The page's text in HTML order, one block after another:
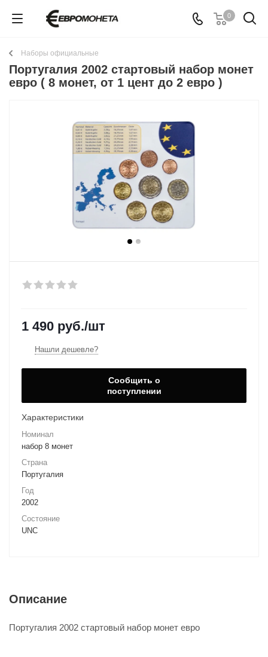
0
Наборы официальные
Португалия 2002 стартовый набор монет
евро ( 8 монет, от 1 цент до 2 евро )
1 490 руб./шт
Нашли дешевле?
Сообщить о
поступлении
Характеристики
Номинал
набор 8 монет
Страна
Португалия
Год
2002
Состояние
UNC
Описание
Португалия 2002 стартовый набор монет евро